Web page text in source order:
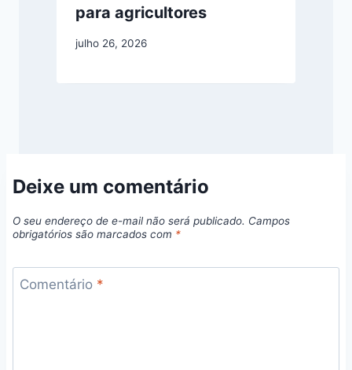
para agricultores
julho 26, 2026
Deixe um comentário
O seu endereço de e-mail não será publicado. Campos
obrigatórios são marcados com *
Comentário *